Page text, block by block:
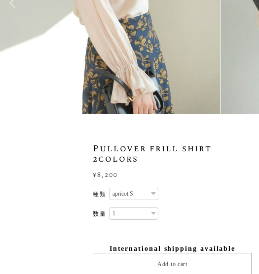
Pullover frill shirt
2colors
¥8,200
種類
数量
International shipping available
Add to cart